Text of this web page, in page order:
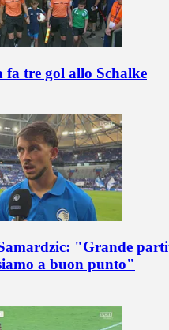
tre gol allo Schalke
"Grande
a buon punto"